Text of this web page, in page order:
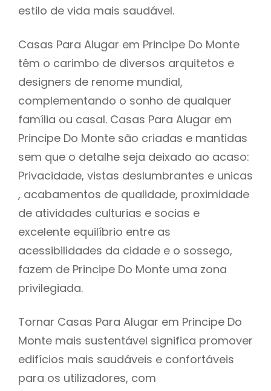
estilo de vida mais saudável.
Casas Para Alugar em Principe Do Monte
têm o carimbo de diversos arquitetos e
designers de renome mundial,
complementando o sonho de qualquer
família ou casal. Casas Para Alugar em
Principe Do Monte são criadas e mantidas
sem que o detalhe seja deixado ao acaso:
Privacidade, vistas deslumbrantes e unicas
, acabamentos de qualidade, proximidade
de atividades culturias e socias e
excelente equilíbrio entre as
acessibilidades da cidade e o sossego,
fazem de Principe Do Monte uma zona
privilegiada.
Tornar Casas Para Alugar em Principe Do
Monte mais sustentável significa promover
edifícios mais saudáveis e confortáveis
para os utilizadores, com